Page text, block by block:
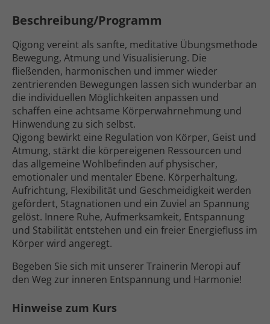
Beschreibung/Programm
Qigong vereint als sanfte, meditative Übungs­methode
Bewegung, Atmung und Visualisierung. Die
fließenden, harmonischen und immer wieder
zentrierenden Bewegungen lassen sich wunderbar an
die individuellen Möglichkeiten anpassen und
schaffen eine achtsame Körper­wahrnehmung und
Hinwendung zu sich selbst.
Qigong bewirkt eine Regulation von Körper, Geist und
Atmung, stärkt die körper­eigenen Ressourcen und
das allgemeine Wohl­befinden auf physischer,
emotionaler und mentaler Ebene. Körper­haltung,
Aufrichtung, Flexibilität und Geschmeidigkeit werden
gefördert, Stagnationen und ein Zuviel an Spannung
gelöst. Innere Ruhe, Aufmerksamkeit, Entspannung
und Stabilität entstehen und ein freier Energie­fluss im
Körper wird angeregt.
Begeben Sie sich mit unserer Trainerin Meropi auf
den Weg zur inneren Entspannung und Harmonie!
Hinweise zum Kurs